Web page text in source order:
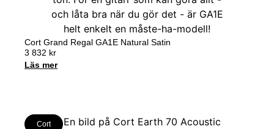
Cort Grand Regal GA1E Natural Satin
3 832 kr
Läs mer
Cort